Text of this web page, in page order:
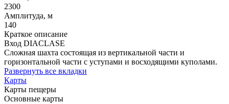
2300
Амплитуда, м
140
Краткое описание
Вход DIACLASE
Сложная шахта состоящая из вертикальной части и
горизонтальной части с уступами и восходящими куполами.
Развернуть все вкладки
Карты
Карты пещеры
Основные карты